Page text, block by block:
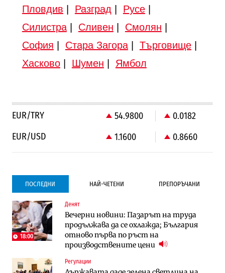
Пловдив
Разград Русе|
Силистра| Сливен Смолян
София
Стара Загора| Търговище|
Хасково| Шумен Ямбол
EUR/TRY 54.9800
0.0182
EUR/USD
1.1600 0.8660
ПОСЛЕДНИ НАЙ-ЧЕТЕНИ ПРЕПОРЪЧАНИ
18:00
Денят
Вечерни новини: Пазарът на труда
продължава да се охлажда; България
отново първа по ръст на
производствените цени
Регулации
Компании
Vivacom предлага над 150 устройства с
90% отстъпка през август
Столична община избра изпълнител за
Компании
Vivacom предлага над 150 устройства с
90% отстъпка през август
Последни дни с обозначаване на цените